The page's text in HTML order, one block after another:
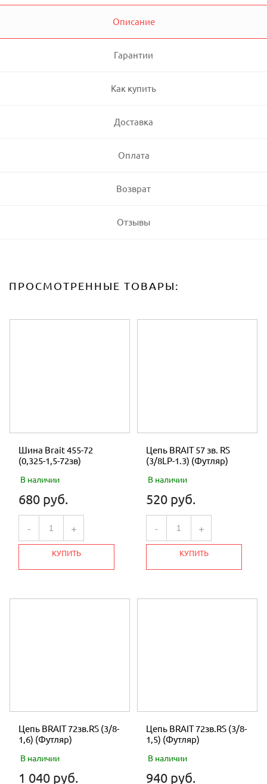
Описание
Гарантии
Как купить
Доставка
Оплата
Возврат
Отзывы
ПРОСМОТРЕННЫЕ ТОВАРЫ:
Шина Brait 455-72
(0,325-1,5-72зв)
В наличии
680 руб.
- +
КУПИТЬ
Цепь BRAIT 57 зв. RS
(3/8LP-1.3) (Футляр)
В наличии
520 руб.
- +
КУПИТЬ
Цепь BRAIT 72зв.RS (3/8-
1,6) (Футляр)
В наличии
1 040 руб.
Цепь BRAIT 72зв.RS (3/8-
1,5) (Футляр)
В наличии
940 руб.